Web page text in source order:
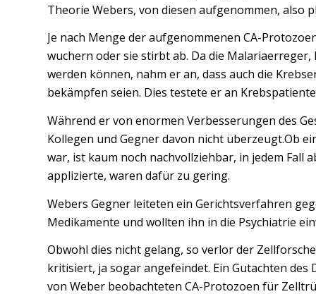
Theorie Webers, von diesen aufgenommen, also
Je nach Menge der aufgenommenen CA-
wuchern oder sie stirbt ab. Da die
werden können, nahm er an, dass auch die
bekämpfen seien. Dies testete er an
Während er von enormen Verbesserungen des
Kollegen und Gegner davon nicht überzeugt.Ob
war, ist kaum noch nachvollziehbar, in jedem Fall
applizierte, waren dafür zu gering.
Webers Gegner leiteten ein Gerichtsverfahren
Medikamente und wollten ihn in die Psychiatrie
Obwohl dies nicht gelang, so verlor der
kritisiert, ja sogar angefeindet. Ein Gutachten
von Weber beobachteten CA-Protozoen für